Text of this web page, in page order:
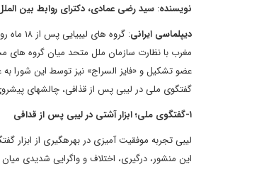
نویسنده: سید رضی عمادی، دکترای روابط بین
دیپلماسی ایرانی
عضو تشکیل و «فایز السراج» نیز توسط این شورا
گفتگوی ملی در لیبی پس از قذافی، چالش‏های
۱-گفتگوی ملی؛ ابزار آشتی در لیبی پس از قدافی
این منشور، درگیری، اختلاف و واگرایی شدیدی